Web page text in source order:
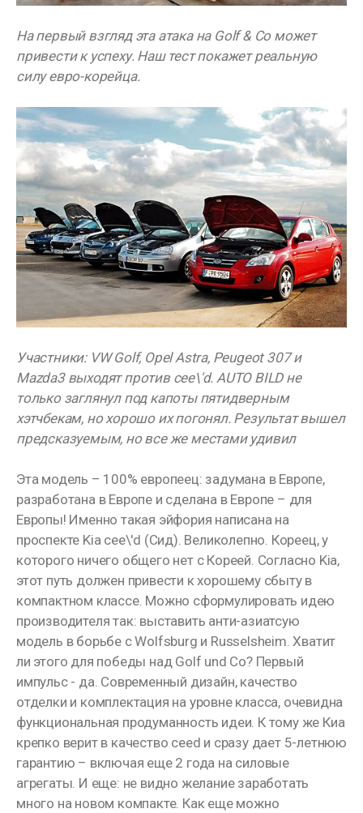
На первый взгляд эта атака на Golf & Co может
привести к успеху. Наш тест покажет реальную
силу евро-корейца.
Участники: VW Golf, Opel Astra, Peugeot 307 и
Mazda3 выходят против cee\'d. AUTO BILD не
только заглянул под капоты пятидверным
хэтчбекам, но хорошо их погонял. Результат вышел
предсказуемым, но все же местами удивил
Эта модель – 100% европеец: задумана в Европе,
разработана в Европе и сделана в Европе – для
Европы! Именно такая эйфория написана на
проспекте Kia cee\'d (Сид). Великолепно. Кореец, у
которого ничего общего нет с Кореей. Согласно Kia,
этот путь должен привести к хорошему сбыту в
компактном классе. Можно сформулировать идею
производителя так: выставить анти-азиатсую
модель в борьбе с Wolfsburg и Russelsheim. Хватит
ли этого для победы над Golf und Co? Первый
импульс - да. Современный дизайн, качество
отделки и комплектация на уровне класса, очевидна
функциональная продуманность идеи. К тому же Киа
крепко верит в качество ceed и сразу дает 5-летнюю
гарантию – включая еще 2 года на силовые
агрегаты. И еще: не видно желание заработать
много на новом компакте. Как еще можно